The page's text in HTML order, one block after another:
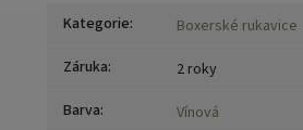
Kategorie:
Boxerské rukavice
Záruka:
2 roky
Barva:
Vínová